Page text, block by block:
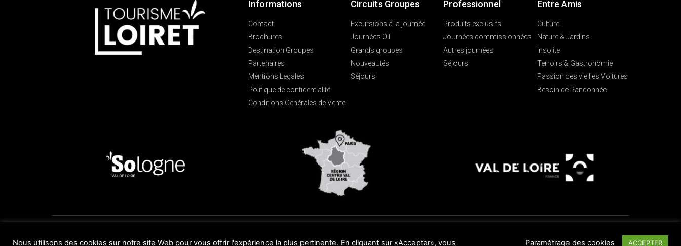
Informations
Contact
Brochures
Destination Groupes
Partenaires
Mentions Legales
Politique de confidentialité
Conditions Générales de Vente
Circuits Groupes
Excursions à la journée
Journées OT
Grands groupes
Nouveautés
Séjours
Professionnel
Produits exclusifs
Journées commissionnées
Autres journées
Séjours
Entre Amis
Culturel
Nature & Jardins
Insolite
Terroirs & Gastronomie
Passion des vieilles Voitures
Besoin de Randonnée
© 2019 Réalisé avec le soutien du Conseil Départemental par www.Webdeloire.com
Nous utilisons des cookies sur notre site Web pour vous offrir l'expérience la plus pertinente. En cliquant sur «Accepter», vous Paramétrage des cookies ACCEPTER